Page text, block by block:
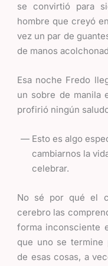
se convirtió para
hombre que creyó
vez un par de
de manos
Esa noche Fredo
un sobre de manila
profirió ningún
Esto es algo
cambiarnos la
celebrar.
No sé por qué el
cerebro las
forma inconsciente
que uno se termine
de esas cosas, a